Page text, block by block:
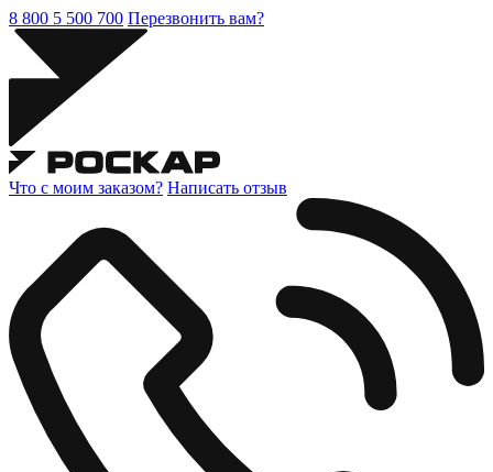
8 800 5 500 700 Перезвонить вам?
Что с моим заказом? Написать отзыв